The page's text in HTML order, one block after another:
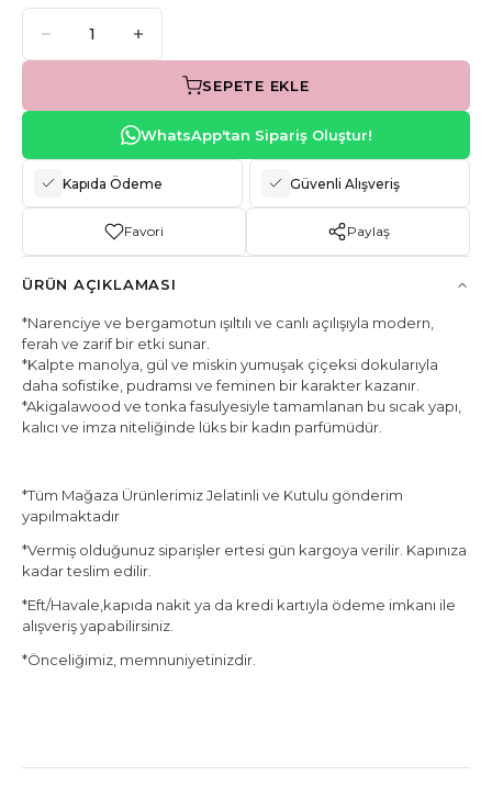
SEPETE EKLE
WhatsApp'tan Sipariş Oluştur!
Kapıda Ödeme Güvenli Alışveriş
Favori Paylaş
ÜRÜN AÇIKLAMASI
*Narenciye ve bergamotun ışıltılı ve canlı açılışıyla modern,
ferah ve zarif bir etki sunar.
*Kalpte manolya, gül ve miskin yumuşak çiçeksi dokularıyla
daha sofistike, pudramsı ve feminen bir karakter kazanır.
*Akigalawood ve tonka fasulyesiyle tamamlanan bu sıcak yapı,
kalıcı ve imza niteliğinde lüks bir kadın parfümüdür.
*Tüm Mağaza Ürünlerimiz Jelatinli ve Kutulu gönderim
yapılmaktadır
*Vermiş olduğunuz siparişler ertesi gün kargoya verilir. Kapınıza
kadar teslim edilir.
*Eft/Havale,kapıda nakit ya da kredi kartıyla ödeme imkanı ile
alışveriş yapabilirsiniz.
*Önceliğimiz, memnuniyetinizdir.